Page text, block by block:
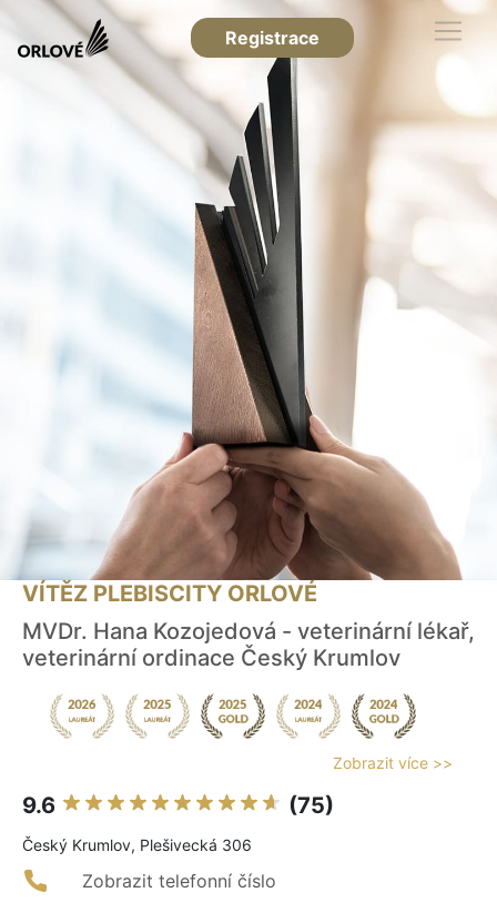
Registrace
VÍTĚZ PLEBISCITY ORLOVÉ
MVDr. Hana Kozojedová - veterinární lékař,
veterinární ordinace Český Krumlov
Zobrazit více >>
9.6 (75)
Český Krumlov, Plešivecká 306
Zobrazit telefonní číslo